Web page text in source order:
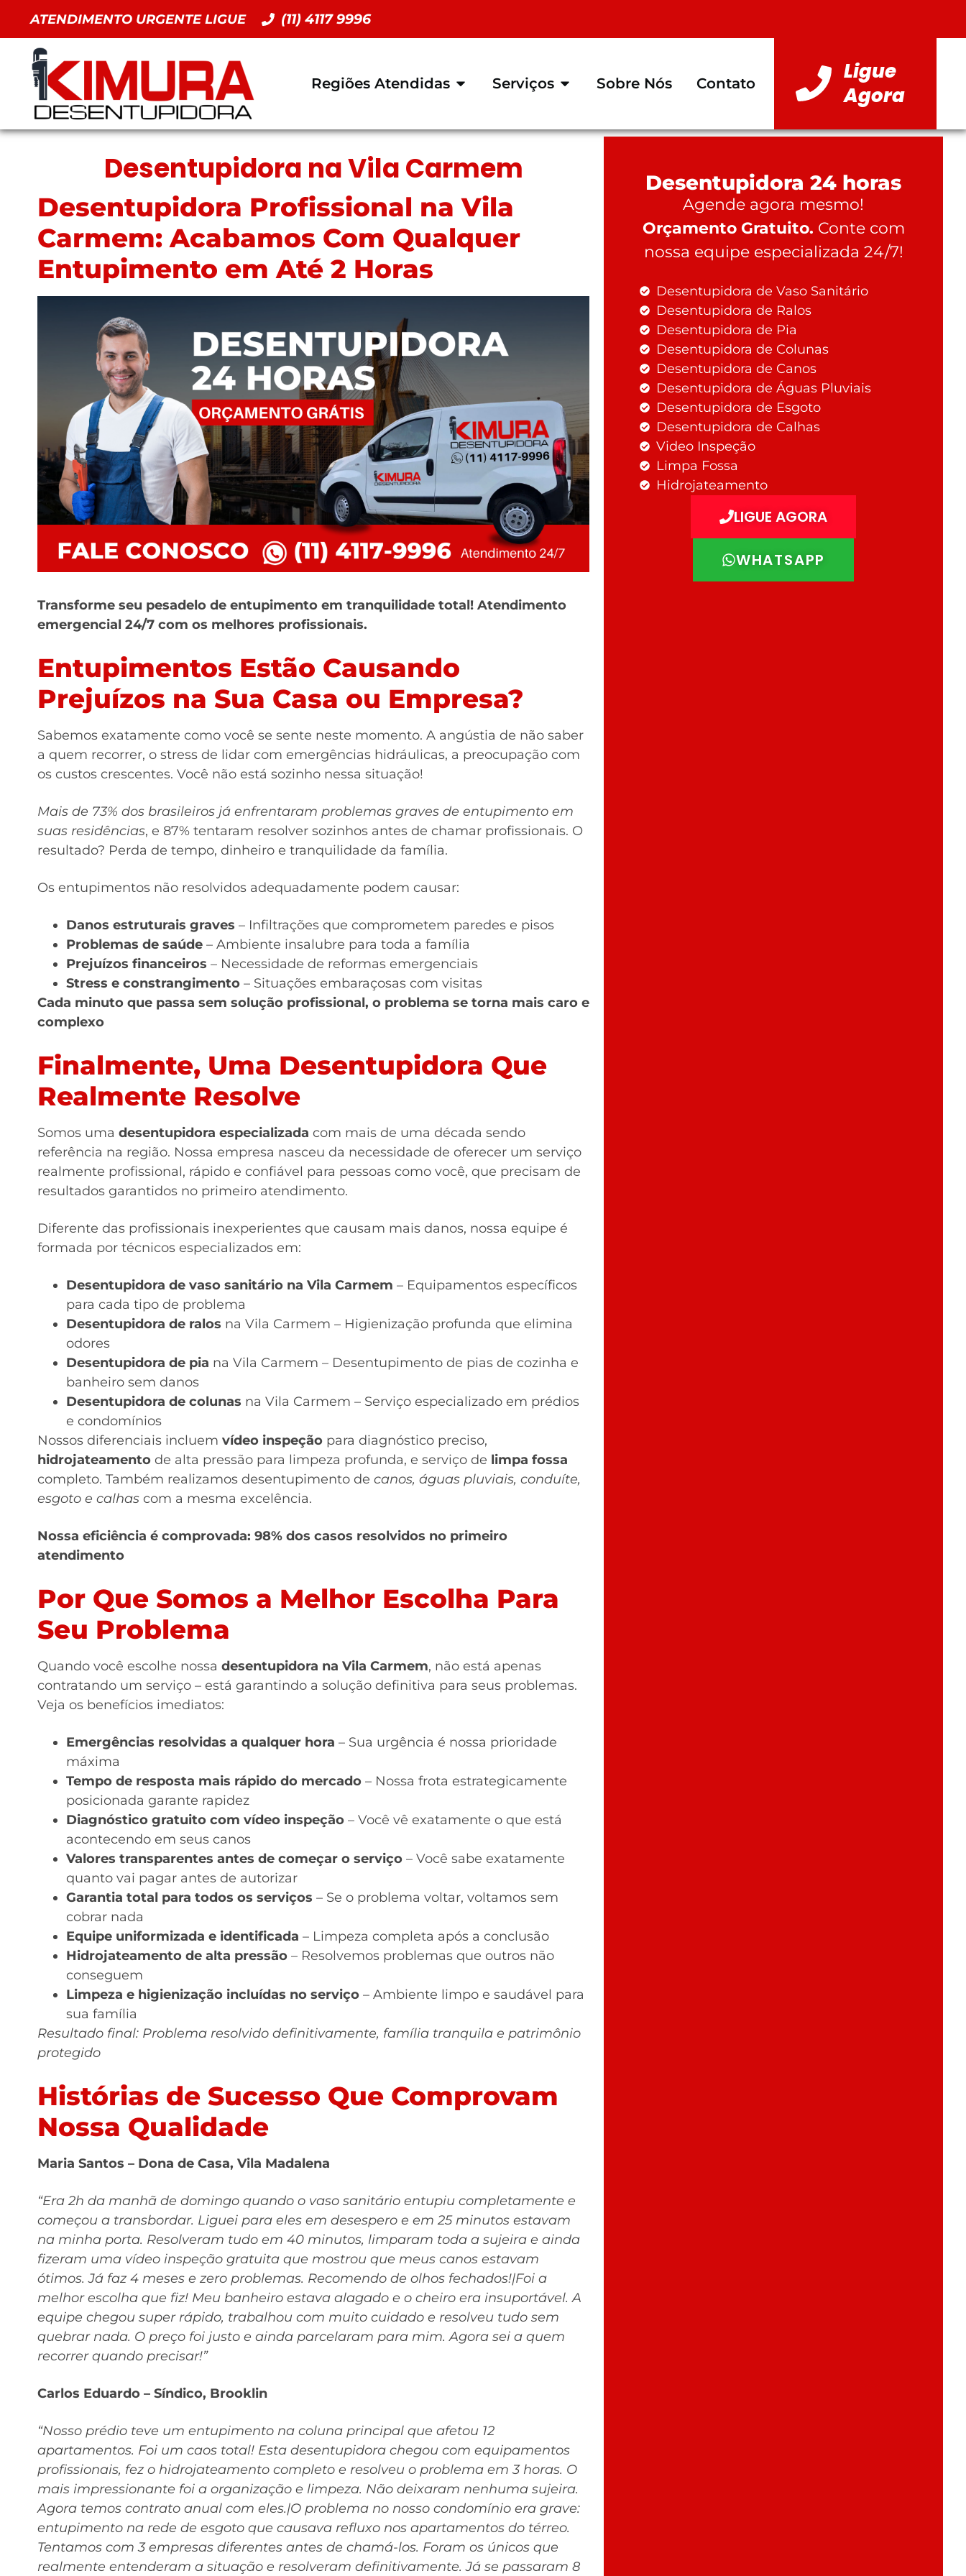
ATENDIMENTO URGENTE LIGUE (11) 4117 9996
Regiões Atendidas Serviços Sobre Nós Contato
Ligue
Agora
Desentupidora na Vila Carmem
Desentupidora Profissional na Vila
Carmem: Acabamos Com Qualquer
Entupimento em Até 2 Horas
Transforme seu pesadelo de entupimento em tranquilidade total! Atendimento
emergencial 24/7 com os melhores profissionais.
Entupimentos Estão Causando
Prejuízos na Sua Casa ou Empresa?
Sabemos exatamente como você se sente neste momento. A angústia de não saber
a quem recorrer, o stress de lidar com emergências hidráulicas, a preocupação com
os custos crescentes. Você não está sozinho nessa situação!
Mais de 73% dos brasileiros já enfrentaram problemas graves de entupimento em
suas residências, e 87% tentaram resolver sozinhos antes de chamar profissionais. O
resultado? Perda de tempo, dinheiro e tranquilidade da família.
Os entupimentos não resolvidos adequadamente podem causar:
Danos estruturais graves – Infiltrações que comprometem paredes e pisos
Problemas de saúde – Ambiente insalubre para toda a família
Prejuízos financeiros – Necessidade de reformas emergenciais
Stress e constrangimento – Situações embaraçosas com visitas
Cada minuto que passa sem solução profissional, o problema se torna mais caro e
complexo
Finalmente, Uma Desentupidora Que
Realmente Resolve
Somos uma desentupidora especializada com mais de uma década sendo
referência na região. Nossa empresa nasceu da necessidade de oferecer um serviço
realmente profissional, rápido e confiável para pessoas como você, que precisam de
resultados garantidos no primeiro atendimento.
Diferente das profissionais inexperientes que causam mais danos, nossa equipe é
formada por técnicos especializados em:
Desentupidora de vaso sanitário na Vila Carmem – Equipamentos específicos
para cada tipo de problema
Desentupidora de ralos na Vila Carmem – Higienização profunda que elimina
odores
Desentupidora de pia na Vila Carmem – Desentupimento de pias de cozinha e
banheiro sem danos
Desentupidora de colunas na Vila Carmem – Serviço especializado em prédios
e condomínios
Nossos diferenciais incluem vídeo inspeção para diagnóstico preciso,
hidrojateamento de alta pressão para limpeza profunda, e serviço de limpa fossa
completo. Também realizamos desentupimento de canos, águas pluviais, conduíte,
esgoto e calhas com a mesma excelência.
Nossa eficiência é comprovada: 98% dos casos resolvidos no primeiro
atendimento
Por Que Somos a Melhor Escolha Para
Seu Problema
Quando você escolhe nossa desentupidora na Vila Carmem, não está apenas
contratando um serviço – está garantindo a solução definitiva para seus problemas.
Veja os benefícios imediatos:
Emergências resolvidas a qualquer hora – Sua urgência é nossa prioridade
máxima
Tempo de resposta mais rápido do mercado – Nossa frota estrategicamente
posicionada garante rapidez
Diagnóstico gratuito com vídeo inspeção – Você vê exatamente o que está
acontecendo em seus canos
Valores transparentes antes de começar o serviço – Você sabe exatamente
quanto vai pagar antes de autorizar
Garantia total para todos os serviços – Se o problema voltar, voltamos sem
cobrar nada
Equipe uniformizada e identificada – Limpeza completa após a conclusão
Hidrojateamento de alta pressão – Resolvemos problemas que outros não
conseguem
Limpeza e higienização incluídas no serviço – Ambiente limpo e saudável para
sua família
Resultado final: Problema resolvido definitivamente, família tranquila e patrimônio
protegido
Histórias de Sucesso Que Comprovam
Nossa Qualidade
Maria Santos – Dona de Casa, Vila Madalena
“Era 2h da manhã de domingo quando o vaso sanitário entupiu completamente e
começou a transbordar. Liguei para eles em desespero e em 25 minutos estavam
na minha porta. Resolveram tudo em 40 minutos, limparam toda a sujeira e ainda
fizeram uma vídeo inspeção gratuita que mostrou que meus canos estavam
ótimos. Já faz 4 meses e zero problemas. Recomendo de olhos fechados!|Foi a
melhor escolha que fiz! Meu banheiro estava alagado e o cheiro era insuportável. A
equipe chegou super rápido, trabalhou com muito cuidado e resolveu tudo sem
quebrar nada. O preço foi justo e ainda parcelaram para mim. Agora sei a quem
recorrer quando precisar!”
Carlos Eduardo – Síndico, Brooklin
“Nosso prédio teve um entupimento na coluna principal que afetou 12
apartamentos. Foi um caos total! Esta desentupidora chegou com equipamentos
profissionais, fez o hidrojateamento completo e resolveu o problema em 3 horas. O
mais impressionante foi a organização e limpeza. Não deixaram nenhuma sujeira.
Agora temos contrato anual com eles.|O problema no nosso condomínio era grave:
entupimento na rede de esgoto que causava refluxo nos apartamentos do térreo.
Tentamos com 3 empresas diferentes antes de chamá-los. Foram os únicos que
realmente entenderam a situação e resolveram definitivamente. Já se passaram 8
Desentupidora 24 horas
Agende agora mesmo!
Orçamento Gratuito. Conte com
nossa equipe especializada 24/7!
Desentupidora de Vaso Sanitário
Desentupidora de Ralos
Desentupidora de Pia
Desentupidora de Colunas
Desentupidora de Canos
Desentupidora de Águas Pluviais
Desentupidora de Esgoto
Desentupidora de Calhas
Video Inspeção
Limpa Fossa
Hidrojateamento
LIGUE AGORA
WHATSAPP